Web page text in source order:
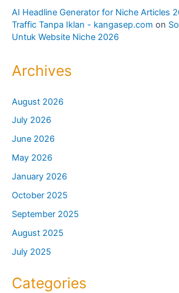
AI Headline Generator for Niche Articles
Traffic Tanpa Iklan - kangasep.com on
Untuk Website Niche 2026
Archives
August 2026
July 2026
June 2026
May 2026
January 2026
October 2025
September 2025
August 2025
July 2025
Categories